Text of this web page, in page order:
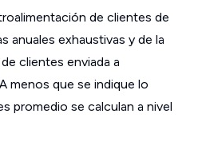
de clientes de
anuales exhaustivas y de la
clientes enviada a
menos que se indique lo
promedio se calculan a nivel